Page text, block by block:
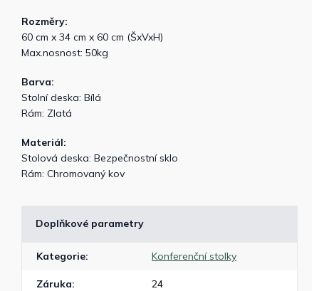
Rozměry:
60 cm x 34 cm x 60 cm (ŠxVxH)
Max.nosnost: 50kg
Barva:
Stolní deska: Bílá
Rám: Zlatá
Materiál:
Stolová deska: Bezpečnostní sklo
Rám: Chromovaný kov
Doplňkové parametry
Kategorie: Konferenční stolky
Záruka: 24